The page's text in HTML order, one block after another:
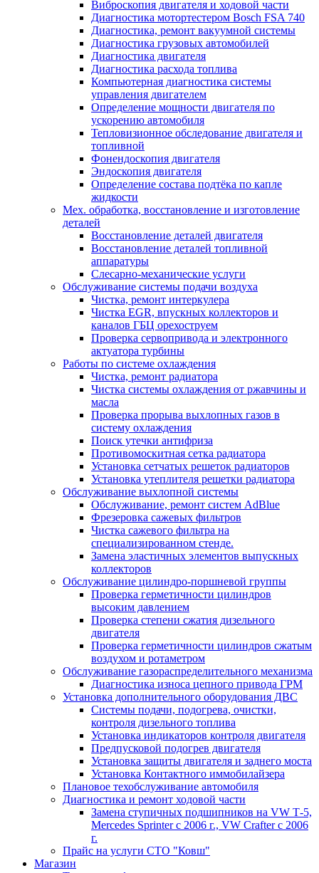
Виброскопия двигателя и ходовой части
Диагностика мотортестером Bosch FSA 740
Диагностика, ремонт вакуумной системы
Диагностика грузовых автомобилей
Диагностика двигателя
Диагностика расхода топлива
Компьютерная диагностика системы
управления двигателем
Определение мощности двигателя по
ускорению автомобиля
Тепловизионное обследование двигателя и
топливной
Фонендоскопия двигателя
Эндоскопия двигателя
Определение состава подтёка по капле
жидкости
Мех. обработка, восстановление и изготовление
деталей
Восстановление деталей двигателя
Восстановление деталей топливной
аппаратуры
Слесарно-механические услуги
Обслуживание системы подачи воздуха
Чистка, ремонт интеркулера
Чистка EGR, впускных коллекторов и
каналов ГБЦ орехоструем
Проверка сервопривода и электронного
актуатора турбины
Работы по системе охлаждения
Чистка, ремонт радиатора
Чистка системы охлаждения от ржавчины и
масла
Проверка прорыва выхлопных газов в
систему охлаждения
Поиск утечки антифриза
Противомоскитная сетка радиатора
Установка сетчатых решеток радиаторов
Установка утеплителя решетки радиатора
Обслуживание выхлопной системы
Обслуживание, ремонт систем AdBlue
Фрезеровка сажевых фильтров
Чистка сажевого фильтра на
специализированном стенде.
Замена эластичных элементов выпускных
коллекторов
Обслуживание цилиндро-поршневой группы
Проверка герметичности цилиндров
высоким давлением
Проверка степени сжатия дизельного
двигателя
Проверка герметичности цилиндров сжатым
воздухом и ротаметром
Обслуживание газораспределительного механизма
Диагностика износа цепного привода ГРМ
Установка дополнительного оборудования ДВС
Системы подачи, подогрева, очистки,
контроля дизельного топлива
Установка индикаторов контроля двигателя
Предпусковой подогрев двигателя
Установка защиты двигателя и заднего моста
Установка Контактного иммобилайзера
Плановое техобслуживание автомобиля
Диагностика и ремонт ходовой части
Замена ступичных подшипников на VW Т-5,
Mercedes Sprinter c 2006 г., VW Crafter с 2006
г.
Прайс на услуги СТО "Ковш"
Магазин